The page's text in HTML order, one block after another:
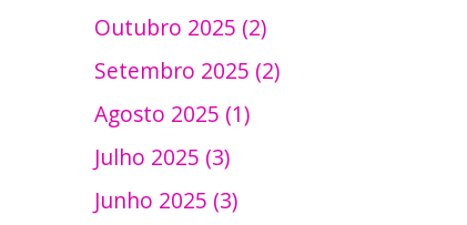
Outubro 2025 (2)
Setembro 2025 (2)
Agosto 2025 (1)
Julho 2025 (3)
Junho 2025 (3)